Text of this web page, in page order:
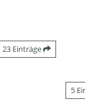
23 Einträge
5